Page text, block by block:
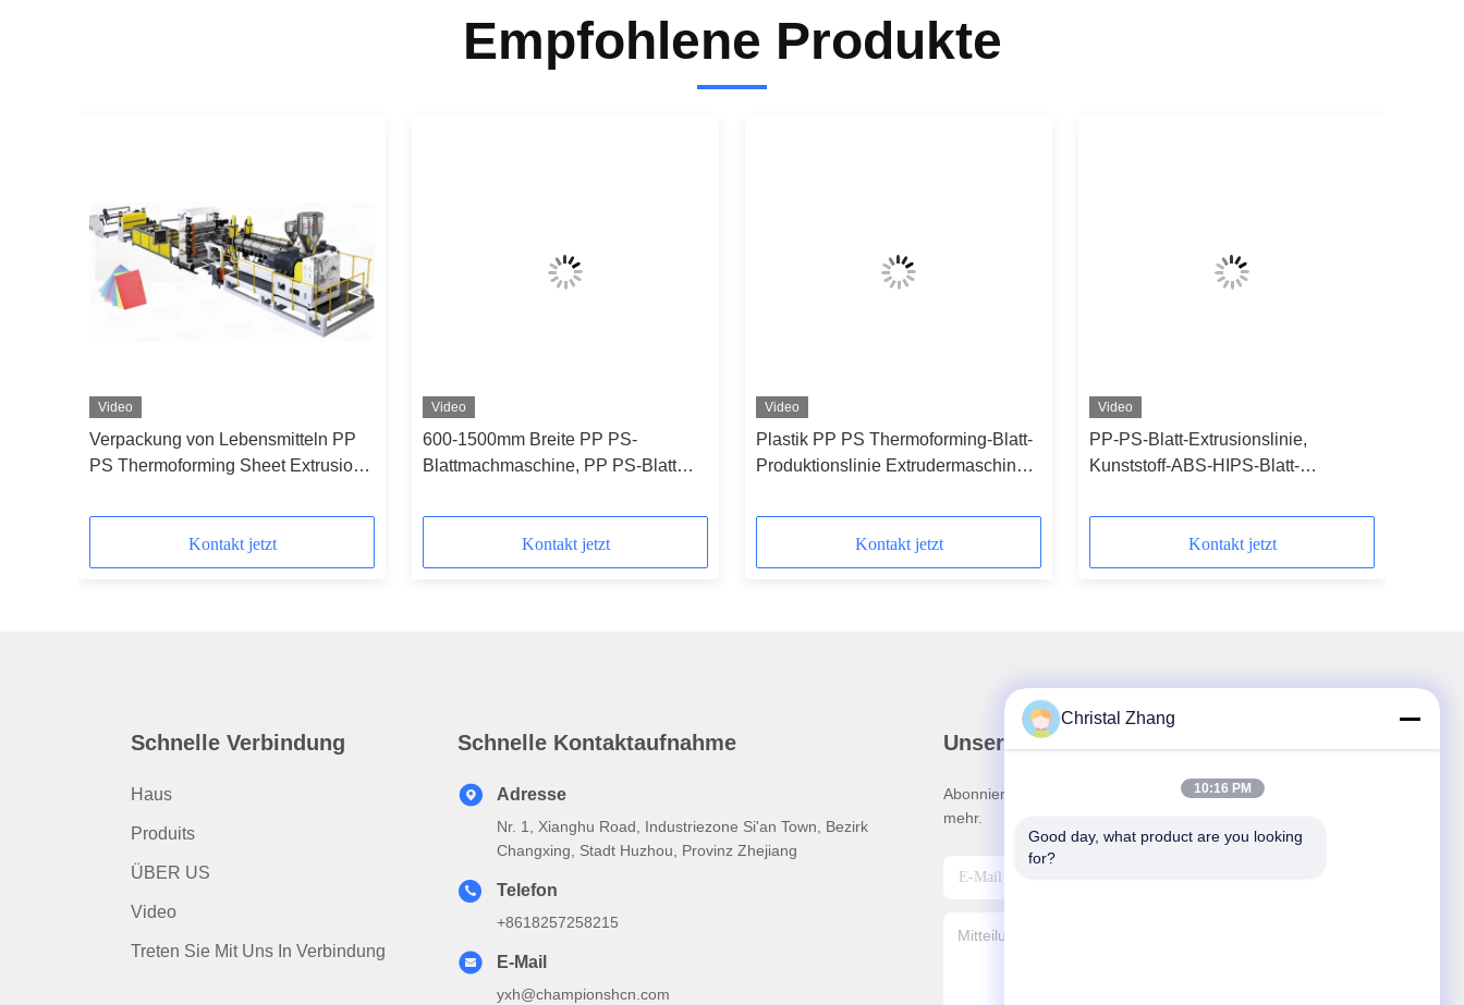
Empfohlene Produkte
Video
Verpackung von Lebensmitteln PP
PS Thermoforming Sheet Extrusion
Kontakt jetzt
Video
600-1500mm Breite PP PS-
Blattmachmaschine, PP PS-Blatt
Kontakt jetzt
Video
Plastik PP PS Thermoforming-Blatt-
Produktionslinie Extrudermaschine
Kontakt jetzt
Video
PP-PS-Blatt-Extrusionslinie,
Kunststoff-ABS-HIPS-Blatt-
Kontakt jetzt
Schnelle Verbindung
Haus
Produits
ÜBER US
Video
Treten Sie Mit Uns In Verbindung
Schnelle Kontaktaufnahme
Adresse
Nr. 1, Xianghu Road, Industriezone Si'an Town, Bezirk
Changxing, Stadt Huzhou, Provinz Zhejiang
Telefon
+8618257258215
E-Mail
yxh@championshcn.com
Unser Newsletter
Abonnieren Sie unseren Newsletter für Rabatte und
mehr.
Christal Zhang
10:16 PM
Good day, what product are you looking
for?